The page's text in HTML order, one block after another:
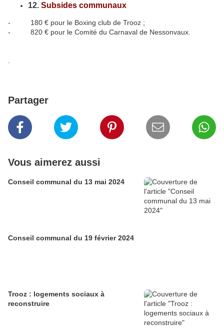
12. Subsides communaux
- 180 € pour le Boxing club de Trooz ;
- 820 € pour le Comité du Carnaval de Nessonvaux.
Partager
Vous aimerez aussi
Conseil communal du 13 mai 2024
Conseil communal du 19 février 2024
Trooz : logements sociaux à
reconstruire